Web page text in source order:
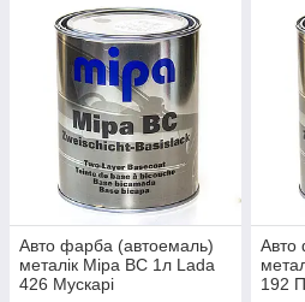
Авто фарба (автоемаль)
металік Mipa BC 1л Lada
426 Мускарі
Авто
192